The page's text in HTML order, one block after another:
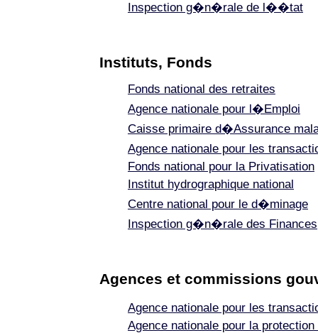
Inspection g�n�rale de l��tat
Instituts, Fonds
Fonds national des retraites
Agence nationale pour l�Emploi
Caisse primaire d�Assurance
Agence nationale pour les
Fonds national pour la Privatisation
Institut hydrographique national
Centre national pour le d�minage
Inspection g�n�rale des Finances
Agences et commissions
Agence nationale pour les
Agence nationale pour la